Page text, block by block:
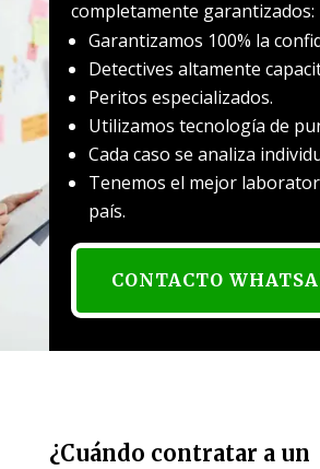
completamente garantizados:
Garantizamos 100% la
Detectives altamente
Peritos especializados.
Utilizamos tecnología de
Cada caso se analiza
Tenemos el mejor
país.
CONTACTO
¿Cuándo contratar a un